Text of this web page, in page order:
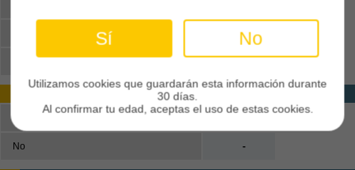
FC Kharkiv o empate -
Marcarán los dos (primera mitad)
No -
Sí No
Utilizamos cookies que guardarán esta información durante
30 días.
Al confirmar tu edad, aceptas el uso de estas cookies.